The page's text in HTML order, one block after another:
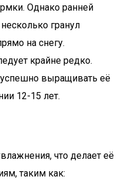
Однако ранней
гранул
на снегу.
крайне редко.
выращивать её
12-15 лет.
что делает её
таким как: